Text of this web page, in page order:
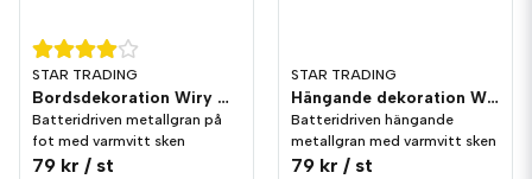
STAR TRADING
Bordsdekoration Wiry Gran
Batteridriven metallgran på
fot med varmvitt sken
79 kr / st
STAR TRADING
Hängande dekoration Wiry Gran
Batteridriven hängande
metallgran med varmvitt sken
79 kr / st